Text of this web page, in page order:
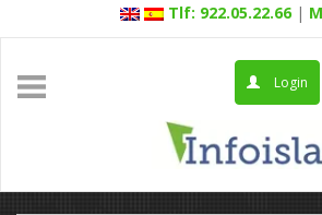
Tlf: 922.05.22.66 |
Login